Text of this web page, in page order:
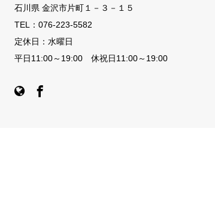
石川県 金沢市片町１－３－１５
TEL： 076-223-5582
定休日：水曜日
平日11:00～19:00 休祝日11:00～19:00